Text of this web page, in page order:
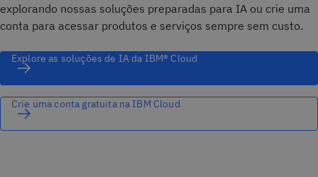
explorando nossas soluções preparadas para IA ou crie uma
conta para acessar produtos e serviços sempre sem custo.
Explore as soluções de IA da IBM® Cloud
Crie uma conta gratuita na IBM Cloud